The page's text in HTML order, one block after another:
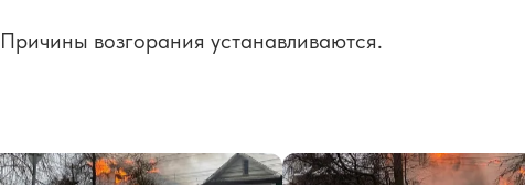
Причины возгорания устанавливаются.